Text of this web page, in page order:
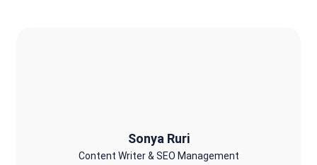
Sonya Ruri
Content Writer & SEO Management